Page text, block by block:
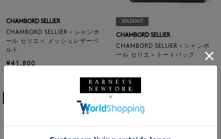
CHAMBORD SELLIER
CHAMBORD SELLIER＜シャンボ
ール セリエ＞ メッシュレザーベ
ルト
¥41,800
SOLDOUT
CHAMBORD SELLIER
CHAMBORD SELLIER＜シャンボ
ール セリエ＞トートバッグ
2 colors